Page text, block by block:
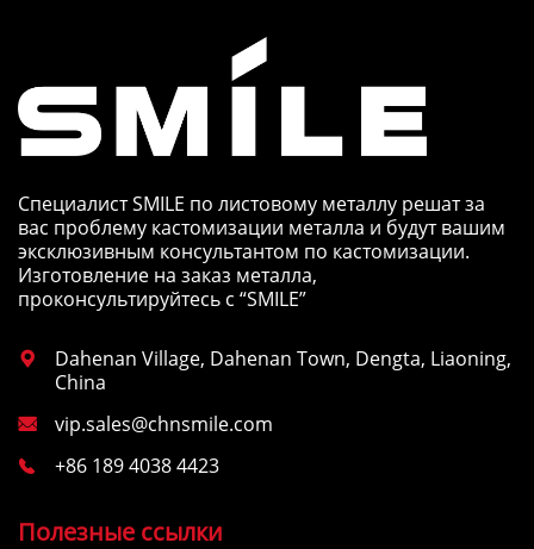
Специалист SMILE по листовому металлу решат за
вас проблему кастомизации металла и будут вашим
эксклюзивным консультантом по кастомизации.
Изготовление на заказ металла,
проконсультируйтесь с “SMILE”

Dahenan Village, Dahenan Town, Dengta, Liaoning,
China
 vip.sales@chnsmile.com
 +86 189 4038 4423
Полезные ссылки